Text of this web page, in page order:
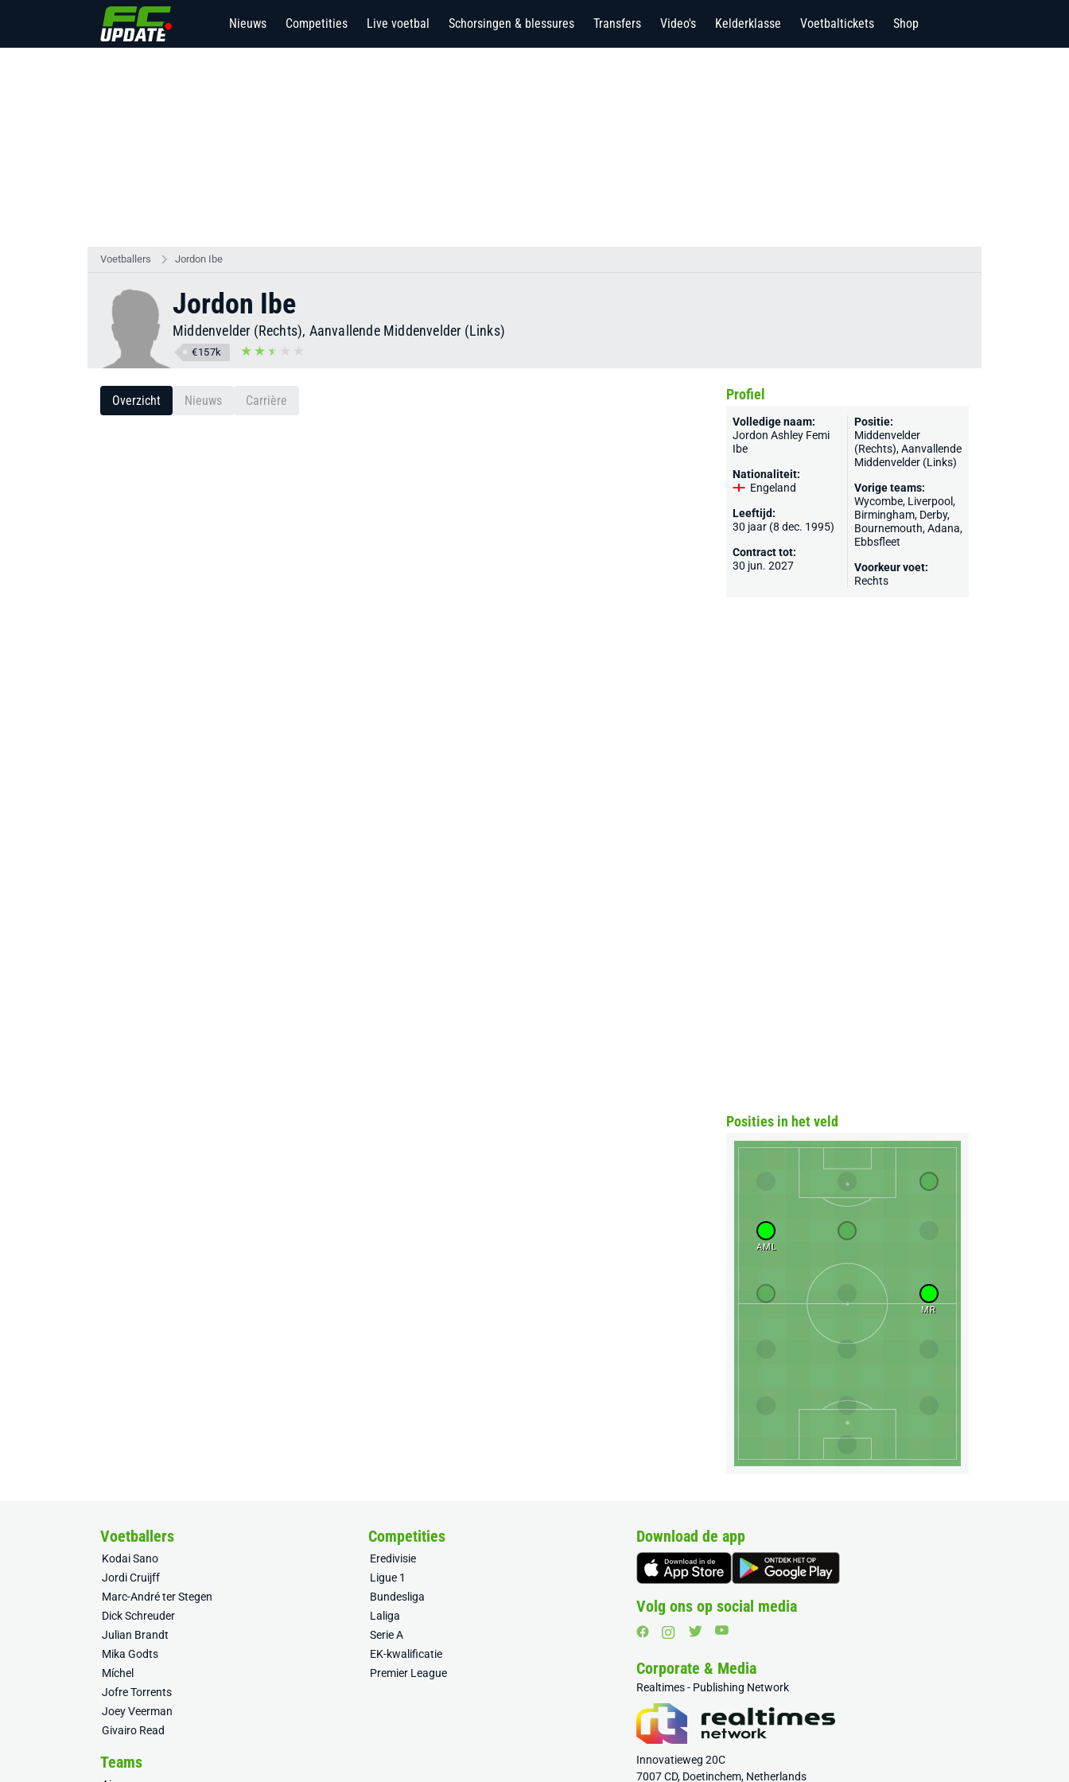
Nieuws Competities Live voetbal Schorsingen & blessures Transfers Video's Kelderklasse Voetbaltickets Shop
Voetballers Jordon Ibe
Jordon Ibe
Middenvelder (Rechts), Aanvallende Middenvelder (Links)
€157k
Overzicht Nieuws Carrière Profiel
Volledige naam:
Jordon Ashley Femi
Ibe
Nationaliteit:
Engeland
Leeftijd:
30 jaar (8 dec. 1995)
Contract tot:
30 jun. 2027
Positie:
Middenvelder
(Rechts), Aanvallende
Middenvelder (Links)
Vorige teams:
Wycombe, Liverpool,
Birmingham, Derby,
Bournemouth,Adana,
Ebbsfleet
Voorkeur voet:
Rechts
Posities in het veld
AML
MR
Voetballers
Kodai Sano
Jordi Cruijff
Marc-André ter Stegen
Dick Schreuder
Julian Brandt
Mika Godts
Míchel
Jofre Torrents
Joey Veerman
Givairo Read
Competities
Eredivisie
Ligue 1
Bundesliga
Laliga
Serie A
EK-kwalificatie
Premier League
Teams
Download de app
Volg ons op social media
Corporate & Media
Realtimes - Publishing Network
Innovatieweg 20C
7007 CD, Doetinchem, Netherlands